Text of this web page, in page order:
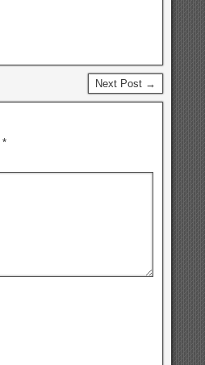
Next Post →
*